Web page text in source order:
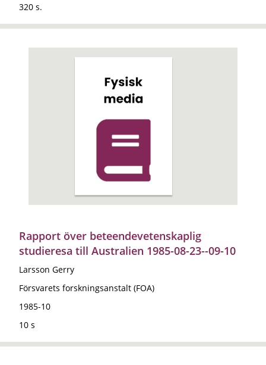
320 s.
Rapport över beteendevetenskaplig
studieresa till Australien 1985-08-23--09-10
Larsson Gerry
Försvarets forskningsanstalt (FOA)
1985-10
10 s